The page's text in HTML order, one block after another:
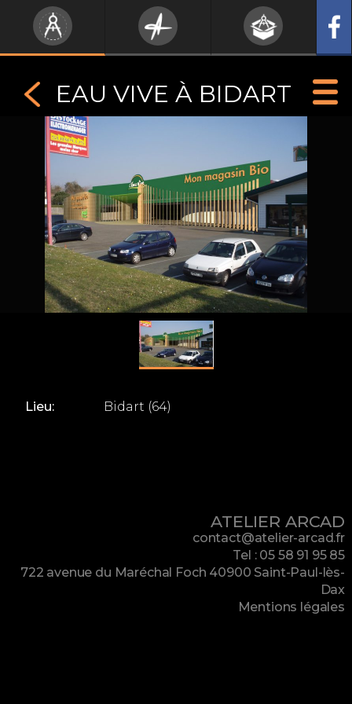
EAU VIVE À BIDART
Lieu: Bidart (64)
ATELIER ARCAD
contact@atelier-arcad.fr
Tel : 05 58 91 95 85
722 avenue du Maréchal Foch 40900 Saint-Paul-lès-
Dax
Mentions légales